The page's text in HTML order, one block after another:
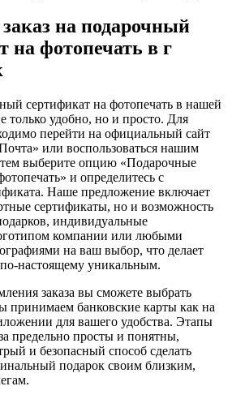
на подарочный
на фотопечать в г
сертификат на фотопечать в нашей
только удобно, но и просто. Для
перейти на официальный сайт
или воспользоваться нашим
выберите опцию «Подарочные
и определитесь с
Наше предложение включает
сертификаты, но и возможность
индивидуальные
компании или любыми
на ваш выбор, что делает
настоящему уникальным.
заказа вы сможете выбрать
принимаем банковские карты как на
для вашего удобства. Этапы
предельно просты и понятны,
и безопасный способ сделать
подарок своим близким,